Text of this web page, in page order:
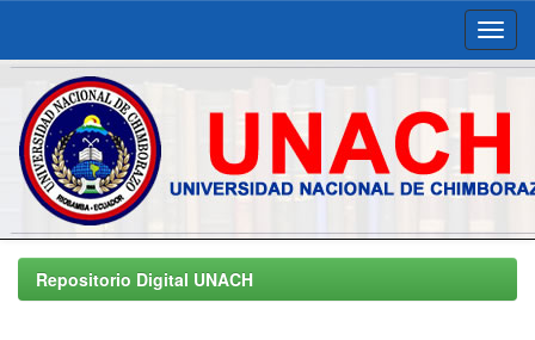
Skip
navigationRepositorio Digital UNACH